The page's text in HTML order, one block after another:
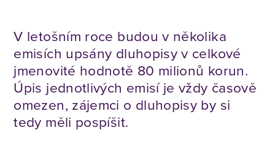
V letošním roce budou v několika
emisích upsány dluhopisy v celkové
jmenovité hodnotě 80 milionů korun.
Úpis jednotlivých emisí je vždy časově
omezen, zájemci o dluhopisy by si
tedy měli pospíšit.